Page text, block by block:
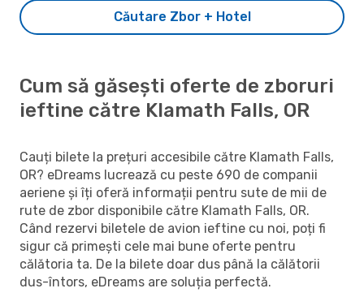
Căutare Zbor + Hotel
Cum să găsești oferte de zboruri
ieftine către Klamath Falls, OR
Cauți bilete la prețuri accesibile către Klamath Falls,
OR? eDreams lucrează cu peste 690 de companii
aeriene și îți oferă informații pentru sute de mii de
rute de zbor disponibile către Klamath Falls, OR.
Când rezervi biletele de avion ieftine cu noi, poți fi
sigur că primești cele mai bune oferte pentru
călătoria ta. De la bilete doar dus până la călătorii
dus-întors, eDreams are soluția perfectă.